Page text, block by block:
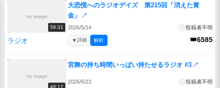
no image
59:31
大恐慌へのラジオデイズ 第215回「消えた黄
金」
↗
2026/5/14 投稿者不明
ラジオ 👑6585
▼詳細 解析
no image
宮舞の持ち時間いっぱい持たせるラジオ #3 ↗
2026/5/23 投稿者不明